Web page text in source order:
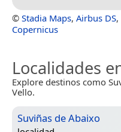
© Stadia Maps, Airbus DS,
Copernicus
Localidades
Explore destinos como
Vello.
Suviñas de Abaixo